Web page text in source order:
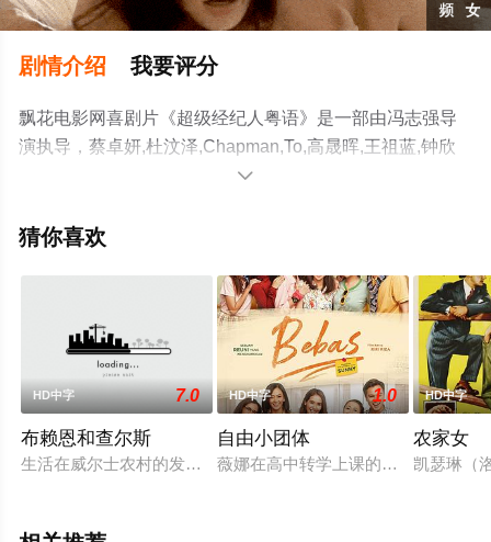
剧情介绍 我要评分
飘花电影网喜剧片《超级经纪人粤语》是一部由冯志强导
演执导，蔡卓妍,杜汶泽,Chapman,To,高晟晖,王祖蓝,钟欣
潼,何炅,谢霆锋,泳儿,霍汶希,张敬轩,张继聪,吴浩康,卢海鹏,
韵,张芷芊,王敏奕等演员精彩演绎的中国香港,中国大陆电
院，更多相关信息可移步至豆瓣电影、电视猫或剧情网等

猜你喜欢
HD中字 7.0
布赖恩和查尔斯
生活在威尔士农村的发明家布莱恩每天都在建造一些稀奇古怪
HD中字 1.0
自由小团体
薇娜在高中转学上课的第一天，因说
HD中字
农家女
凯瑟琳（